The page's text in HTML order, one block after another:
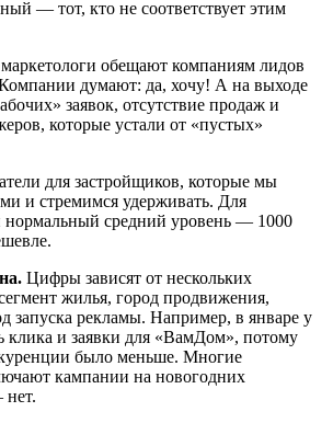
— тот, кто не соответствует этим
обещают компаниям лидов
думают: да, хочу! А на выходе
заявок, отсутствие продаж и
которые устали от «пустых»
для застройщиков, которые мы
и стремимся удерживать. Для
нормальный средний уровень — 1000
Цифры зависят от нескольких
жилья, город продвижения,
запуска рекламы. Например, в январе у
клика и заявки для «ВамДом», потому
было меньше. Многие
кампании на новогодних